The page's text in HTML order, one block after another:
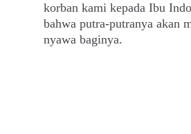
korban kami kepada Ibu
bahwa putra-putranya akan
nyawa baginya.